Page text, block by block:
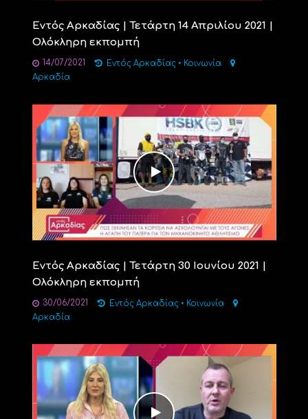
Εντός Αρκαδίας | Τετάρτη 14 Απριλίου 2021 |
Ολόκληρη εκπομπή
14/07/2021 Εντός Αρκαδίας • Κοινωνία
Αρκαδία
Εντός Αρκαδίας | Τετάρτη 30 Ιουνίου 2021 |
Ολόκληρη εκπομπή
30/06/2021 Εντός Αρκαδίας • Κοινωνία
Αρκαδία